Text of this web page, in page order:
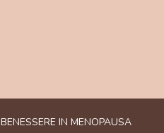
BENESSERE IN MENOPAUSA